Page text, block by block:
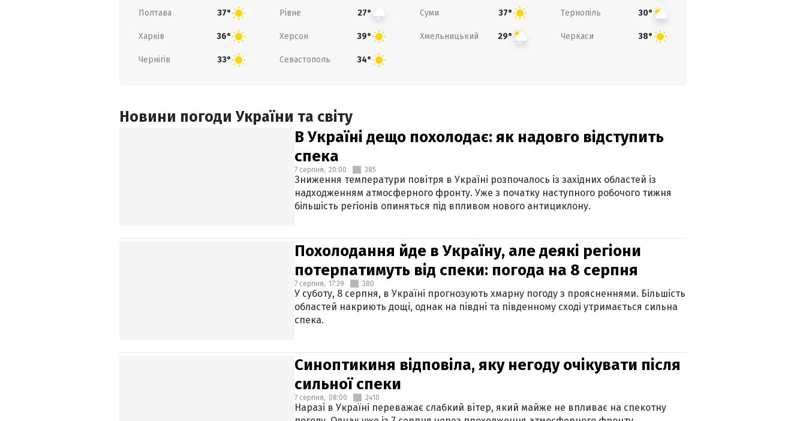
Полтава 37° Рівне 27° Суми 37° Тернопіль 30°
Харків 36° Херсон 39° Хмельницький 29° Черкаси 38°
Чернігів 33° Севастополь 34°
Новини погоди України та світу
В Україні дещо похолодає: як надовго відступить
спека
7 серпня, 20:00 385
Зниження температури повітря в Україні розпочалось із західних областей із
надходженням атмосферного фронту. Уже з початку наступного робочого тижня
більшість регіонів опиняться під впливом нового антициклону.
Похолодання йде в Україну, але деякі регіони
потерпатимуть від спеки: погода на 8 серпня
7 серпня, 17:39 380
У суботу, 8 серпня, в Україні прогнозують хмарну погоду з проясненнями. Більшість
областей накриють дощі, однак на півдні та південному сході утримається сильна
спека.
Синоптикиня відповіла, яку негоду очікувати після
сильної спеки
7 серпня, 08:00 2410
Наразі в Україні переважає слабкий вітер, який майже не впливає на спекотну